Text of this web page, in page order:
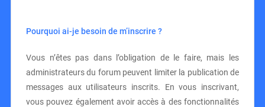
Pourquoi ai-je besoin de m’inscrire ?
Vous n’êtes pas dans l’obligation de le faire, mais les
administrateurs du forum peuvent limiter la publication de
messages aux utilisateurs inscrits. En vous inscrivant,
vous pouvez également avoir accès à des fonctionnalités